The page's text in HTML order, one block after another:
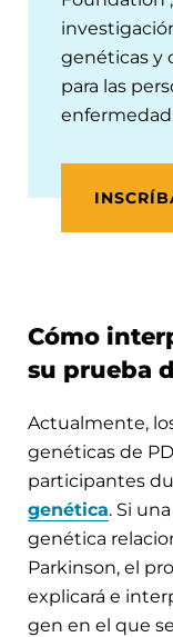
genéticas y
para las
enfermedad
Cómo
su prueba
Actualmente,
genéticas de
participantes
genética. Si
genética
Parkinson, el
explicará e
gen en el que